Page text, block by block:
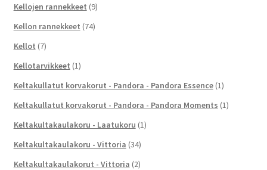
Kellojen rannekkeet (9)
Kellon rannekkeet (74)
Kellot (7)
Kellotarvikkeet (1)
Keltakullatut korvakorut - Pandora - Pandora Essence (1)
Keltakullatut korvakorut - Pandora - Pandora Moments (1)
Keltakultakaulakoru - Laatukoru (1)
Keltakultakaulakoru - Vittoria (34)
Keltakultakaulakorut - Vittoria (2)